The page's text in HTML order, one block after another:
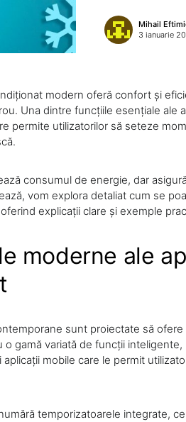
Mihail
3 ianuarie
modern oferă confort și
Una dintre funcțiile esențiale ale
permite utilizatorilor să seteze
consumul de energie, dar
vom explora detaliat cum se
explicații clare și exemple
moderne ale
sunt proiectate să ofere
o gamă variată de funcții
mobile care le permit
temporizatoarele integrate,